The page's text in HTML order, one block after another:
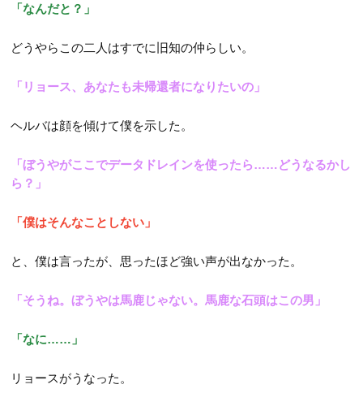
「なんだと？」
どうやらこの二人はすでに旧知の仲らしい。
「リョース、あなたも未帰還者になりたいの」
ヘルバは顔を傾けて僕を示した。
「ぼうやがここでデータドレインを使ったら……どうなるかし
ら？」
「僕はそんなことしない」
と、僕は言ったが、思ったほど強い声が出なかった。
「そうね。ぼうやは馬鹿じゃない。馬鹿な石頭はこの男」
「なに……」
リョースがうなった。